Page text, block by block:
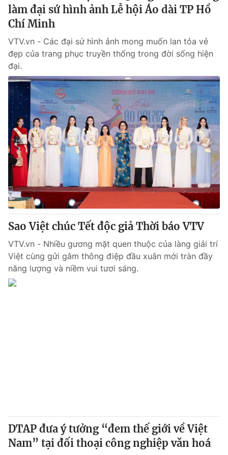
làm đại sứ hình ảnh Lễ hội Áo dài TP Hồ
Chí Minh
VTV.vn - Các đại sứ hình ảnh mong muốn lan tỏa vẻ
đẹp của trang phục truyền thống trong đời sống hiện
đại.
Sao Việt chúc Tết độc giả Thời báo VTV
VTV.vn - Nhiều gương mặt quen thuộc của làng giải trí
Việt cùng gửi gắm thông điệp đầu xuân mới tràn đầy
năng lượng và niềm vui tươi sáng.
DTAP đưa ý tưởng “đem thế giới về Việt
Nam” tại đối thoại công nghiệp văn hoá